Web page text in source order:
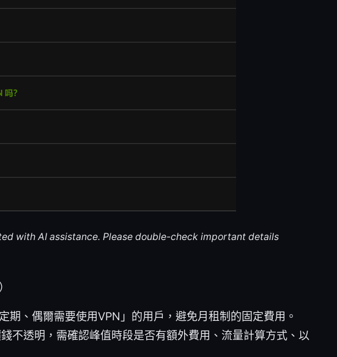
with AI assistance. Please double-check important details
期、偶爾需要使用VPN」的用戶，避免月租制的固定費用。
不透明，需確認峰值時段是否有額外費用、流量計算方式、以